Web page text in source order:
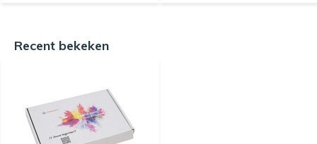
Recent bekeken